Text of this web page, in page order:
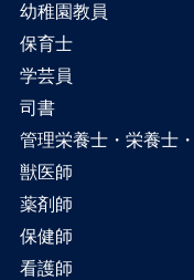
幼稚園教員
保育士
学芸員
司書
管理栄養士・栄養士
獣医師
薬剤師
保健師
看護師